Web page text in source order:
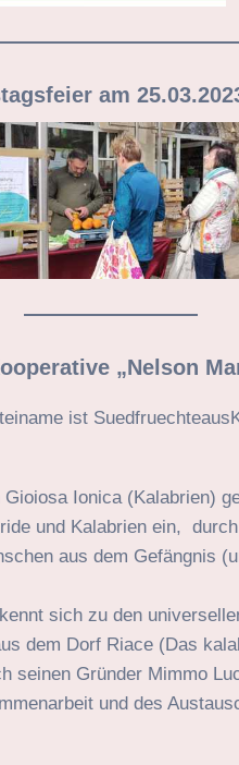
am
„Nelson
Ionica (Kalabrien)
und Kalabrien ein,
aus dem Gefängnis
sich zu den
dem Dorf Riace (Das
seinen Gründer Mimmo
und des